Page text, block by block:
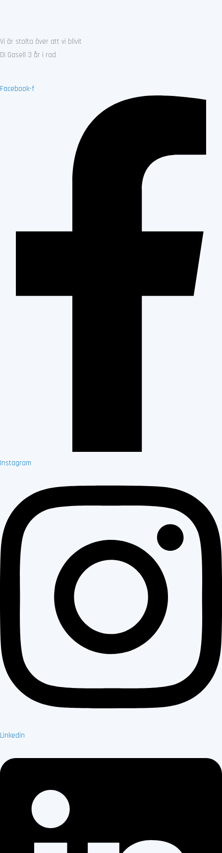
Vi är stolta över att vi blivit
DI Gasell 3 år i rad
Facebook-f
Instagram
Linkedin